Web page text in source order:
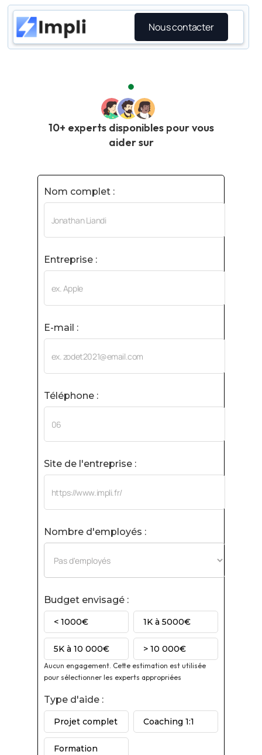
Nous contacter
10+ experts disponibles pour vous
aider sur
Nom complet :
Entreprise :
E-mail :
Téléphone :
Site de l'entreprise :
Nombre d'employés :
Budget envisagé :
< 1000€ 1K à 5000€
5K à 10 000€ > 10 000€
Aucun engagement. Cette estimation est utilisée
pour sélectionner les experts appropriées
Type d'aide :
Projet complet Coaching 1:1
Formation